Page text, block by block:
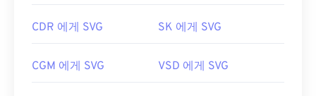
이므로 일반적인 파일 형식으로 쉽게 변환할 수 있습
변환됩니다.
SVG 파일은 나 Microsoft Edge
SVG는 XML 파일이므로
Windows 메모장
CDR 에게 SVG SK 에게 SVG
CGM 에게 SVG VSD 에게 SVG